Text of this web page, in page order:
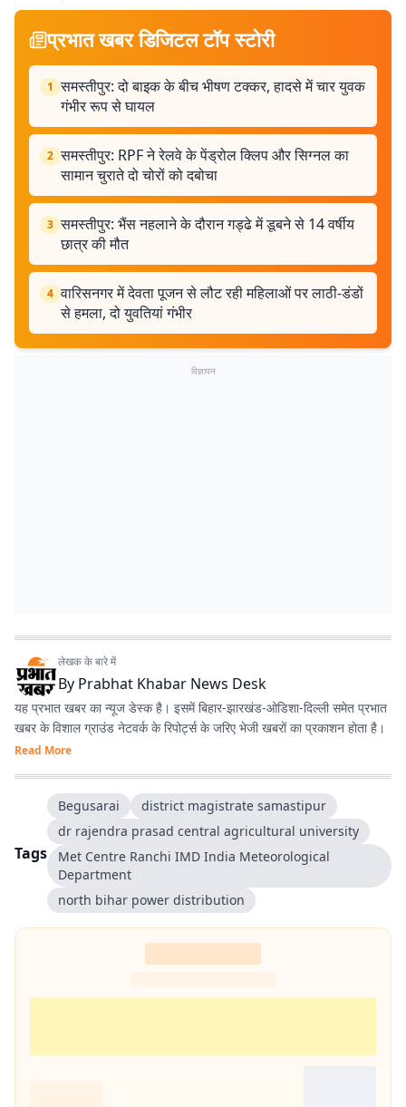
प्रभात खबर डिजिटल टॉप स्टोरी
1 समस्तीपुर: दो बाइक के बीच भीषण टक्कर, हादसे में चार युवक
गंभीर रूप से घायल
2 समस्तीपुर: RPF ने रेलवे के पेंड्रोल क्लिप और सिग्नल का
सामान चुराते दो चोरों को दबोचा
3 समस्तीपुर: भैंस नहलाने के दौरान गड्ढे में डूबने से 14 वर्षीय
छात्र की मौत
4 वारिसनगर में देवता पूजन से लौट रही महिलाओं पर लाठी-डंडों
से हमला, दो युवतियां गंभीर
विज्ञापन
लेखक के बारे में
By Prabhat Khabar News Desk
यह प्रभात खबर का न्यूज डेस्क है। इसमें बिहार-झारखंड-ओडिशा-दिल्‍ली समेत प्रभात
खबर के विशाल ग्राउंड नेटवर्क के रिपोर्ट्स के जरिए भेजी खबरों का प्रकाशन होता है।
Read More
Tags
Begusarai
district magistrate samastipur
dr rajendra prasad central agricultural university
Met Centre Ranchi IMD India Meteorological
Department
north bihar power distribution